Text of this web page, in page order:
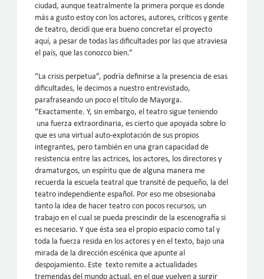
ciudad, aunque teatralmente la primera porque es donde
más a gusto estoy con los actores, autores, críticos y gente
de teatro, decidí que era bueno concretar el proyecto
aquí, a pesar de todas las dificultades por las que atraviesa
el país, que las conozco bien.”
“La crisis perpetua”, podría definirse a la presencia de esas
dificultades, le decimos a nuestro entrevistado,
parafraseando un poco el título de Mayorga.
“Exactamente. Y, sin embargo, el teatro sigue teniendo
una fuerza extraordinaria, es cierto que apoyada sobre lo
que es una virtual auto-explotación de sus propios
integrantes, pero también en una gran capacidad de
resistencia entre las actrices, los actores, los directores y
dramaturgos, un espíritu que de alguna manera me
recuerda la escuela teatral que transité de pequeño, la del
teatro independiente español. Por eso me obsesionaba
tanto la idea de hacer teatro con pocos recursos, un
trabajo en el cual se pueda prescindir de la escenografía si
es necesario. Y que ésta sea el propio espacio como tal y
toda la fuerza resida en los actores y en el texto, bajo una
mirada de la dirección escénica que apunte al
despojamiento. Este texto remite a actualidades
tremendas del mundo actual, en el que vuelven a surgir